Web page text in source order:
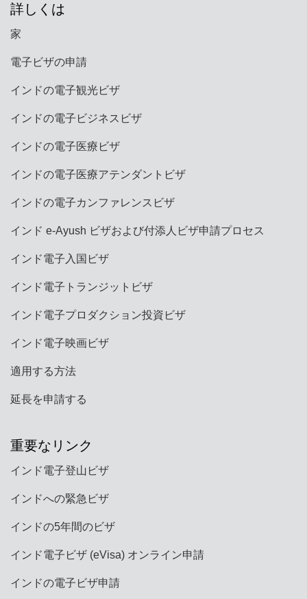
詳しくは
家
電子ビザの申請
インドの電子観光ビザ
インドの電子ビジネスビザ
インドの電子医療ビザ
インドの電子医療アテンダントビザ
インドの電子カンファレンスビザ
インド e-Ayush ビザおよび付添人ビザ申請プロセス
インド電子入国ビザ
インド電子トランジットビザ
インド電子プロダクション投資ビザ
インド電子映画ビザ
適用する方法
延長を申請する
重要なリンク
インド電子登山ビザ
インドへの緊急ビザ
インドの5年間のビザ
インド電子ビザ (eVisa) オンライン申請
インドの電子ビザ申請